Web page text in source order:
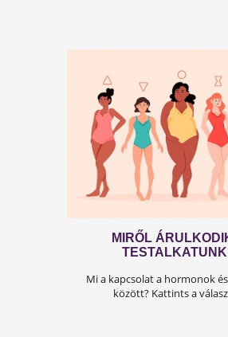
Október 18-a a
százmillióit érinti a